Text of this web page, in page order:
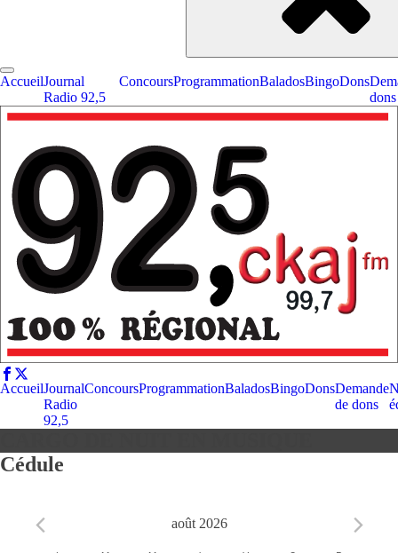
AccueilJournal
Radio 92,5
ConcoursProgrammationBaladosBingoDons
dons
AccueilJournal
Radio
92,5
ConcoursProgrammationBaladosBingoDonsDemande
de dons
Cédule
août 2026